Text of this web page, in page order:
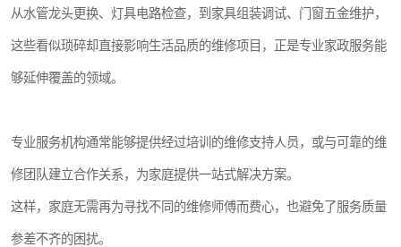
从水管龙头更换、灯具电路检查，到家具组装调试、门窗五金维护，
这些看似琐碎却直接影响生活品质的维修项目，正是专业家政服务能
够延伸覆盖的领域。
专业服务机构通常能够提供经过培训的维修支持人员，或与可靠的维
修团队建立合作关系，为家庭提供一站式解决方案。
这样，家庭无需再为寻找不同的维修师傅而费心，也避免了服务质量
参差不齐的困扰。